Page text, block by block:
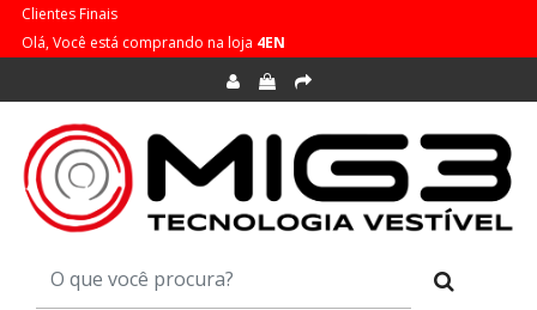
Clientes Finais
Olá, Você está comprando na loja 4EN